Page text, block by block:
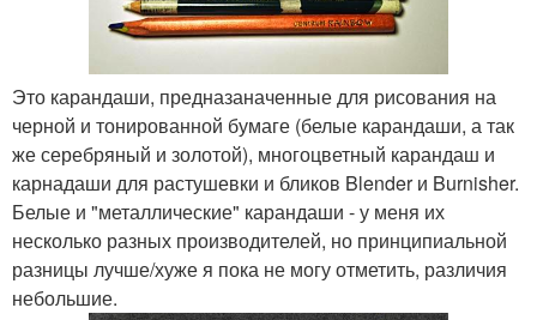
Это карандаши, предназаначенные для рисования на
черной и тонированной бумаге (белые карандаши, а так
же серебряный и золотой), многоцветный карандаш и
карнадаши для растушевки и бликов Blender и Burnisher.
Белые и "металлические" карандаши - у меня их
несколько разных производителей, но принципиальной
разницы лучше/хуже я пока не могу отметить, различия
небольшие.